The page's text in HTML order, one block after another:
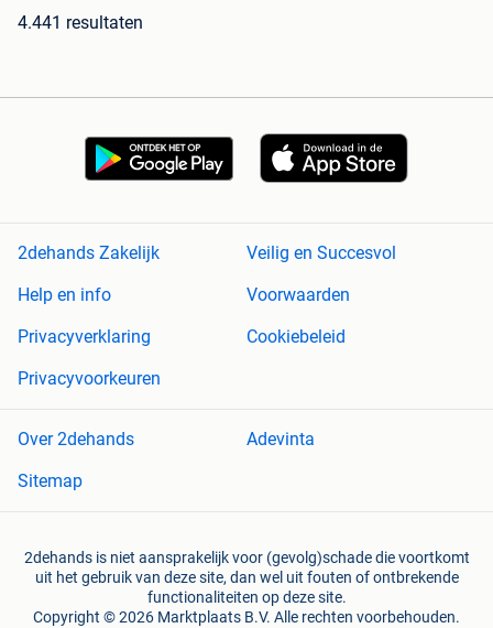
4.441 resultaten
2dehands Zakelijk
Veilig en Succesvol
Help en info
Voorwaarden
Privacyverklaring
Cookiebeleid
Privacyvoorkeuren
Over 2dehands
Adevinta
Sitemap
2dehands is niet aansprakelijk voor (gevolg)schade die voortkomt
uit het gebruik van deze site, dan wel uit fouten of ontbrekende
functionaliteiten op deze site.
Copyright © 2026 Marktplaats B.V. Alle rechten voorbehouden.